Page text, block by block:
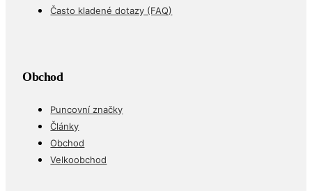
Často kladené dotazy (FAQ)
Obchod
Puncovní značky
Články
Obchod
Velkoobchod